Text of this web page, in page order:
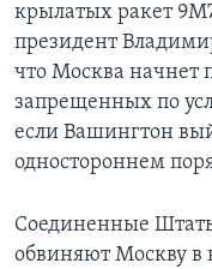
крылатых ракет
президент
что Москва начнет
запрещенных по
если Вашингтон
одностороннем
Соединенные
обвиняют Москву в